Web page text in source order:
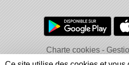
Charte cookies
Informations légales
Signaler